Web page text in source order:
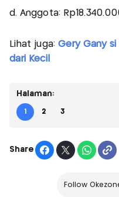
d. Anggota:
Lihat juga: Gery Gany si
dari Kecil
Halaman:
1 2 3
Share
Follow